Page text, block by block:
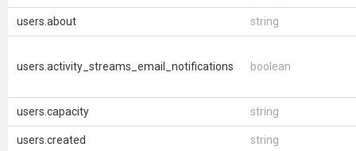
users.about string
users.activity_streams_email_notifications boolean
users.capacity string
users.created string